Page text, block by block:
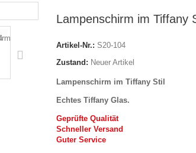
Lampenschirm im Tiffany
Artikel-Nr.: S20-104
Zustand: Neuer Artikel
Lampenschirm im Tiffany Stil
Echtes Tiffany Glas.
Geprüfte Qualität
Schneller Versand
Guter Service